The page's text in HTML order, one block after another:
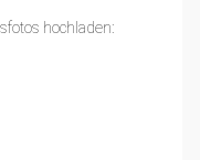
hochladen: